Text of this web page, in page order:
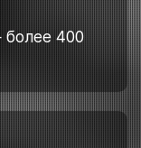
400